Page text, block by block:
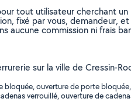
tout utilisateur cherchant
fixé par vous, demandeur, et
aucune commission ni frais
sur la ville de Cressin-
ouverture de porte
verrouillé, ouverture de